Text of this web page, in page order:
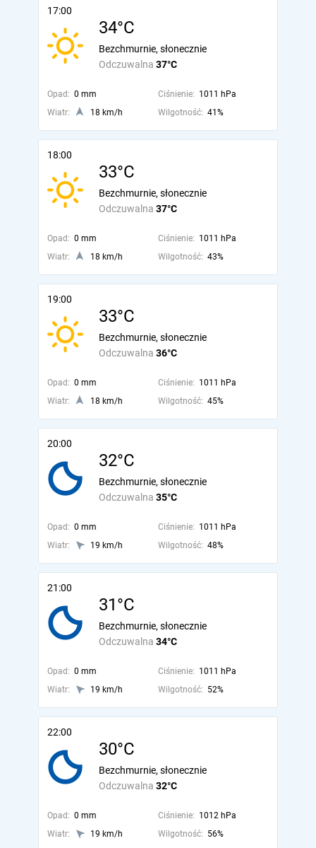
17:00
34°C
Odczuwalna 37°C
Bezchmurnie, słonecznie
Opad: 0 mm Ciśnienie: 1011 hPa
Wiatr:
18 km/h Wilgotność: 41%
18:00
33°C
Odczuwalna 37°C
Bezchmurnie, słonecznie
Opad: 0 mm Ciśnienie: 1011 hPa
Wiatr:
18 km/h Wilgotność: 43%
19:00
33°C
Odczuwalna 36°C
Bezchmurnie, słonecznie
Opad: 0 mm Ciśnienie: 1011 hPa
Wiatr:
18 km/h Wilgotność: 45%
20:00
32°C
Odczuwalna 35°C
Bezchmurnie, słonecznie
Opad: 0 mm Ciśnienie: 1011 hPa
Wiatr:
19 km/h Wilgotność: 48%
21:00
31°C
Odczuwalna 34°C
Bezchmurnie, słonecznie
Opad: 0 mm Ciśnienie: 1011 hPa
Wiatr:
19 km/h Wilgotność: 52%
22:00
30°C
Odczuwalna 32°C
Bezchmurnie, słonecznie
Opad: 0 mm Ciśnienie: 1012 hPa
Wiatr:
19 km/h Wilgotność: 56%